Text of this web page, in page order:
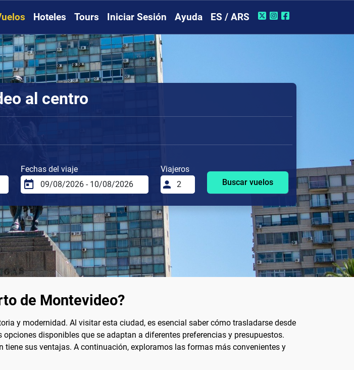
Hoteles Tours Iniciar Sesión Ayuda ES / ARS
al centro
Fechas del viaje
Viajeros
Buscar vuelos
de Montevideo?
y modernidad. Al visitar esta ciudad, es esencial saber cómo trasladarse desde
disponibles que se adaptan a diferentes preferencias y presupuestos.
sus ventajas. A continuación, exploramos las formas más convenientes y